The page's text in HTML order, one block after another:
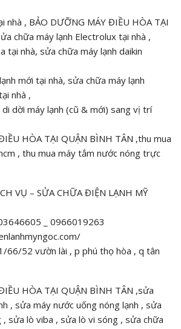
nhà , BẢO DƯỠNG MÁY ĐIỀU HÒA TẠI
chữa máy lạnh Electrolux tại nhà ,
tại nhà, sửa chữa máy lạnh daikin
mới tại nhà, sửa chữa máy lạnh
nhà ,
dời máy lạnh (cũ & mới) sang vị trí
HÒA TẠI QUẬN BÌNH TÂN ,thu mua
, thu mua máy tắm nước nóng trực
VỤ – SỬA CHỮA ĐIỆN LẠNH MỸ
_ 0966019263
66/52 vườn lài , p phú thọ hòa , q tân
HÒA TẠI QUẬN BÌNH TÂN ,sửa
, sửa máy nước uống nóng lạnh , sửa
sửa lò viba , sửa lò vi sóng , sửa chữa